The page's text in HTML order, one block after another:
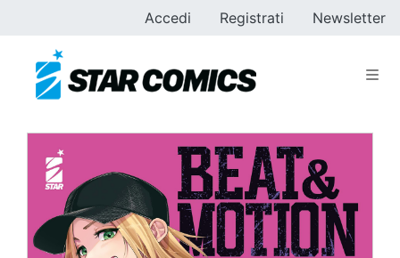
Accedi Registrati Newsletter